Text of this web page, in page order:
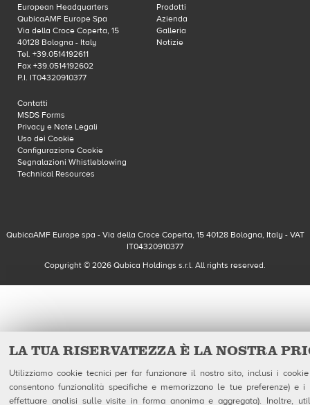
LA TUA RISERVATEZZA È LA NOSTRA
Utilizziamo cookie tecnici per far funzionare il nostro sito, inclusi i
consentono funzionalità specifiche e memorizzano le tue preferenze) e i
effettuare analisi sulle visite in forma anonima e aggregata). Inoltre,
European Headquarters
QubicaAMF Europe Spa
Via della Croce Coperta, 15
40128 Bologna - Italy
Tel. +39.0514192611
Fax +39.0514192602
P.I. IT04320910377
Prodotti
Azienda
Galleria
Notizie
Contatti
MSDS Forms
Privacy e Note Legali
Uso dei Cookie
Configurazione Cookie
Segnalazioni Whistleblowing
Technical Resources
QubicaAMF Europe spa - Via della Croce Coperta, 15 40128 Bologna, Italy - VAT
IT04320910377
Copyright © 2026 Qubica Holdings s.r.l. All rights reserved.